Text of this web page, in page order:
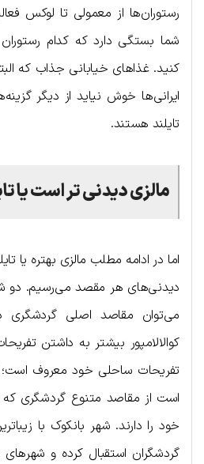
رستوران‌ها از معمولی تا لوکس
شما بستگی دارد که کدام
کنید. غذاهای خیابانی جذاب که
ایرانی‌ها خوش نیاید از دیگر
تایلند هستند.
مالزی دیدنی تر است یا
اما در ادامه مطلب مالزی بهتره یا
دیدنی‌های هر مقصد می‌رسیم. دو شهر
می‌توان مقاصد اصلی گردشگری
کوالالامپور بیشتر به داشتن
تفریحات ساحلی خود معروف است؛
است از مقاصد متنوع گردشگری
خود را دارند. شهر بانکوک با
گردشگران استقبال کرده و شهرهای